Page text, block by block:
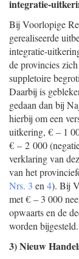
integratie-
Bij Voorlopige
gerealiseerde
integratie-
de provincies
suppletoire
Daarbij is
gedaan dan bij
hierbij om een
uitkering, € – 1
€ – 2 000
verklaring van
van het
Nrs. 3 en 4). Bij
met € – 3 000
opwaarts en de
worden bijgesteld.
3) Nieuw